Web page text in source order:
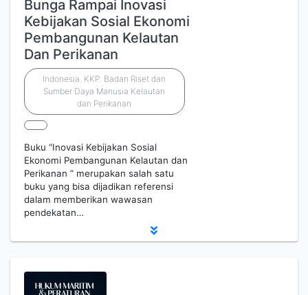
Bunga Rampai Inovasi
Kebijakan Sosial Ekonomi
Pembangunan Kelautan
Dan Perikanan
Indonesia. KKP. Badan Riset dan
Sumber Daya Manusia Kelautan
dan Perikanan
Buku “Inovasi Kebijakan Sosial
Ekonomi Pembangunan Kelautan dan
Perikanan ” merupakan salah satu
buku yang bisa dijadikan referensi
dalam memberikan wawasan
pendekatan…